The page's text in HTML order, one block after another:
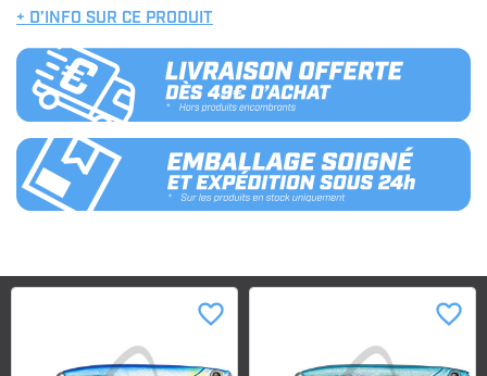
+ D’INFO SUR CE PRODUIT
favorite_border favorite_border